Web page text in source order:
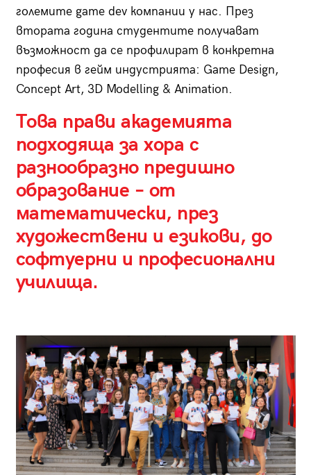
големите game dev компании у нас. През
втората година студентите получават
възможност да се профилират в конкретна
професия в гейм индустрията: Game Design,
Concept Art, 3D Modelling & Animation.
Това прави академията
подходяща за хора с
разнообразно предишно
образование – от
математически, през
художествени и езикови, до
софтуерни и професионални
училища.